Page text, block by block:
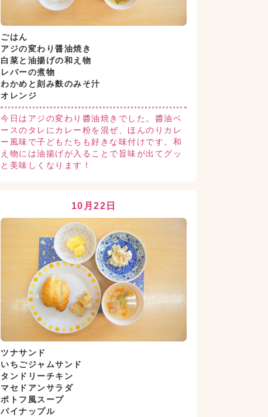
ごはん
アジの変わり醤油焼き
白菜と油揚げの和え物
レバーの煮物
わかめと刻み麩のみそ汁
オレンジ
今日はアジの変わり醬油焼きでした。醬油ベ
ースのタレにカレー粉を混ぜ、ほんのりカレ
ー風味で子どもたちも好きな味付けです。和
え物には油揚げが入ることで旨味が出てグッ
と美味しくなります！
10月22日
ツナサンド
いちごジャムサンド
タンドリーチキン
マセドアンサラダ
ポトフ風スープ
パイナップル